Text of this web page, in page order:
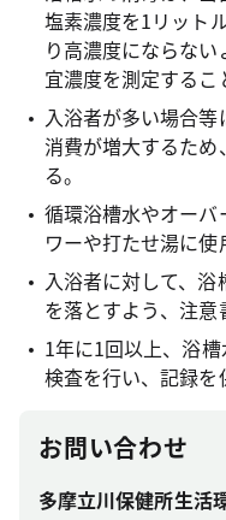
塩素濃度を1リット
り高濃度にならな
宜濃度を測定するこ
入浴者が多い場合
消費が増大するた
る。
循環浴槽水やオー
ワーや打たせ湯に使
入浴者に対して、
を落とすよう、注意
1年に1回以上、浴
検査を行い、記録を
お問い合わせ
多摩立川保健所生活